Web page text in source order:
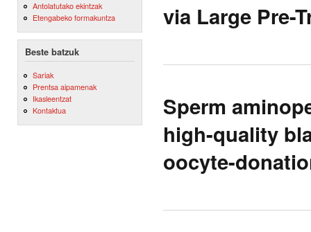
Antolatutako ekintzak
Etengabeko formakuntza
Beste batzuk
Sariak
Prentsa aipamenak
Ikasleentzat
Kontaktua
via Large Pre-
Sperm
high-quality
oocyte-